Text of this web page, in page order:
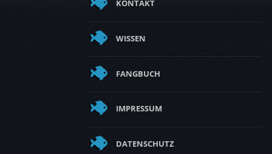
KONTAKT
WISSEN
FANGBUCH
IMPRESSUM
DATENSCHUTZ